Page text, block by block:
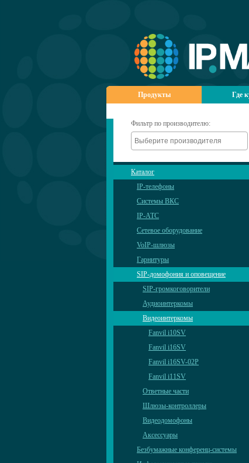
Продукты Где
Фильтр по производителю:
Каталог
IP-телефоны
Системы ВКС
IP-АТС
Сетевое оборудование
VoIP-шлюзы
Гарнитуры
SIP-домофония и оповещение
SIP-громкоговорители
Аудиоинтеркомы
Видеоинтеркомы
Fanvil i10SV
Fanvil i16SV
Fanvil i16SV-02P
Fanvil i11SV
Ответные части
Шлюзы-контроллеры
Видеодомофоны
Аксессуары
Безбумажные конференц-системы